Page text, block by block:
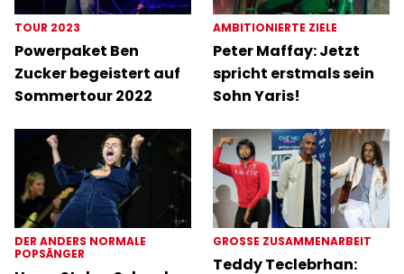
TOUR 2023
Powerpaket Ben
Zucker begeistert auf
Sommertour 2022
AMBITIONIERTE ZIELE
Peter Maffay: Jetzt
spricht erstmals sein
Sohn Yaris!
DER ANDERS NORMALE
POPSÄNGER
GROSSE ZUSAMMENARBEIT
Teddy Teclebrhan: